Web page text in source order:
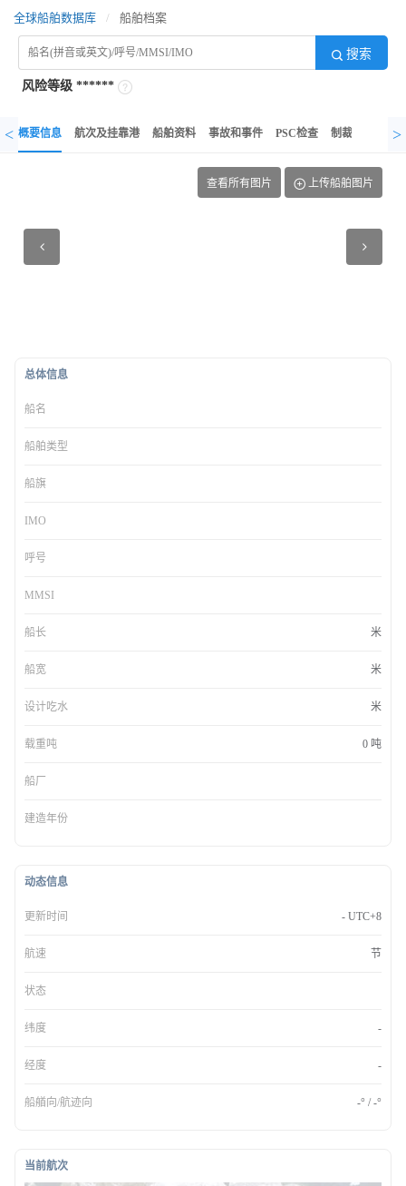
全球船舶数据库 / 船舶档案
搜索
风险等级 ******
< 概要信息 航次及挂靠港 船舶资料 事故和事件 PSC检查 制裁记录 异
>
总体信息
船名
船舶类型
船旗
IMO
呼号
MMSI
船长 米
船宽 米
设计吃水 米
载重吨 0 吨
船厂
建造年份
查看所有图片 上传船舶图片
动态信息
更新时间 - UTC+8
航速 节
状态
纬度 -
经度 -
船艏向/航迹向 -° / -°
当前航次